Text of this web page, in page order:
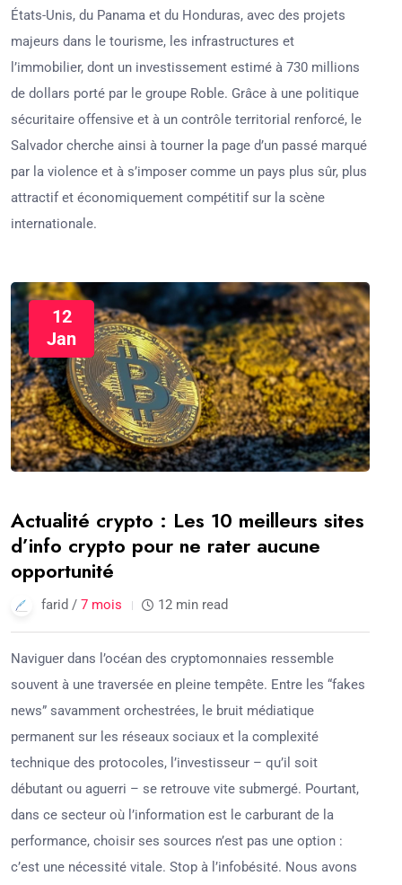
États-Unis, du Panama et du Honduras, avec des projets
majeurs dans le tourisme, les infrastructures et
l’immobilier, dont un investissement estimé à 730 millions
de dollars porté par le groupe Roble. Grâce à une politique
sécuritaire offensive et à un contrôle territorial renforcé, le
Salvador cherche ainsi à tourner la page d’un passé marqué
par la violence et à s’imposer comme un pays plus sûr, plus
attractif et économiquement compétitif sur la scène
internationale.
12
Jan
Actualité crypto : Les 10 meilleurs sites
d’info crypto pour ne rater aucune
opportunité
farid / 7 mois 12 min read
Naviguer dans l’océan des cryptomonnaies ressemble
souvent à une traversée en pleine tempête. Entre les “fakes
news” savamment orchestrées, le bruit médiatique
permanent sur les réseaux sociaux et la complexité
technique des protocoles, l’investisseur – qu’il soit
débutant ou aguerri – se retrouve vite submergé. Pourtant,
dans ce secteur où l’information est le carburant de la
performance, choisir ses sources n’est pas une option :
c’est une nécessité vitale. Stop à l’infobésité. Nous avons